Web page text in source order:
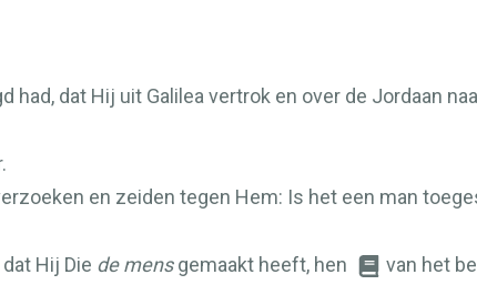
dat Hij uit Galilea vertrok en over de Jordaan
en zeiden tegen Hem: Is het een man
Hij Die de mensgemaakt heeft, hen
van het